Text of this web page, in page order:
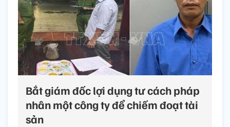
Bắt giám đốc lợi dụng tư cách pháp
nhân một công ty để chiếm đoạt tài
sản